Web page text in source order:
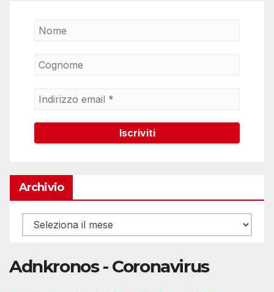
Archivio
Archivio
Adnkronos - Coronavirus